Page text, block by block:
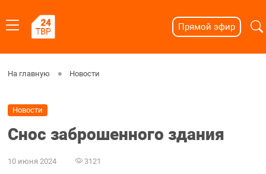
Прямой эфир
На главную Новости
Новости
Снос заброшенного здания
10 июня 2024 3121